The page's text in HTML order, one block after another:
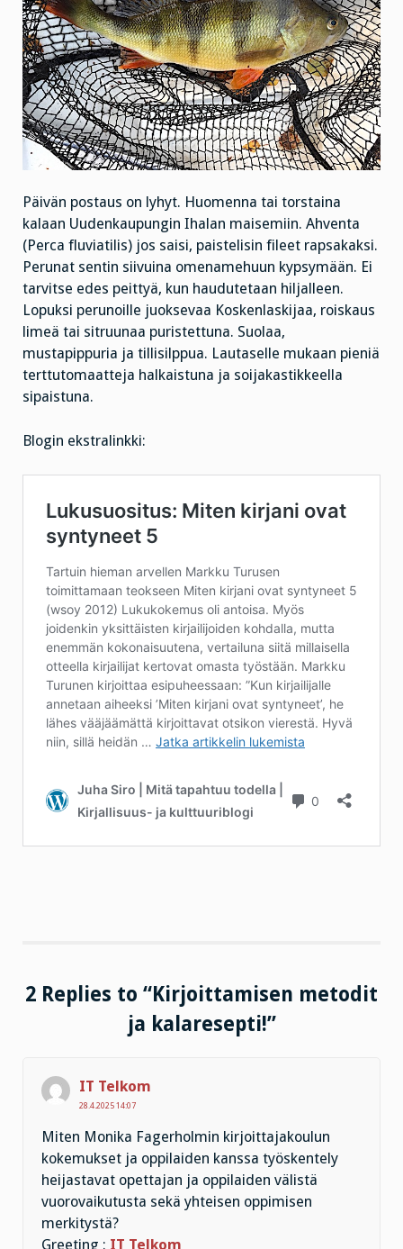
Päivän postaus on lyhyt. Huomenna tai torstaina
kalaan Uudenkaupungin Ihalan maisemiin. Ahventa
(Perca fluviatilis) jos saisi, paistelisin fileet rapsakaksi.
Perunat sentin siivuina omenamehuun kypsymään. Ei
tarvitse edes peittyä, kun haudutetaan hiljalleen.
Lopuksi perunoille juoksevaa Koskenlaskijaa, roiskaus
limeä tai sitruunaa puristettuna. Suolaa,
mustapippuria ja tillisilppua. Lautaselle mukaan pieniä
terttutomaatteja halkaistuna ja soijakastikkeella
sipaistuna.
Blogin ekstralinkki:
2 Replies to “Kirjoittamisen metodit
ja kalaresepti!”
IT Telkom
28.4.2025 14:07
Miten Monika Fagerholmin kirjoittajakoulun
kokemukset ja oppilaiden kanssa työskentely
heijastavat opettajan ja oppilaiden välistä
vuorovaikutusta sekä yhteisen oppimisen
merkitystä?
Greeting : IT Telkom